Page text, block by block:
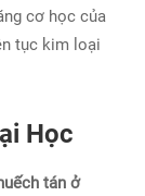
cơ học của
tục kim loại
Học
tán ở